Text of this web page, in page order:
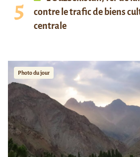
contre le trafic de biens
centrale
Photo du jour